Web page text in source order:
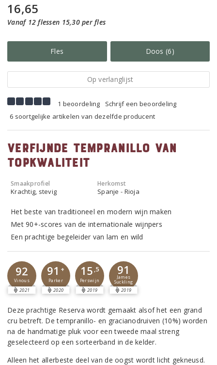
16,65
Vanaf 12 flessen 15,30 per fles
Fles Doos (6)
Op verlanglijst
1 beoordeling
Schrijf een beoordeling
6 soortgelijke artikelen van dezelfde producent
Verfijnde Tempranillo van
topkwaliteit
Smaakprofiel
Krachtig, stevig
Herkomst
Spanje - Rioja
Het beste van traditioneel en modern wijn maken
Met 90+-scores van de internationale wijnpers
Een prachtige begeleider van lam en wild
92
Vinous
2021
91 +
Parker
2020
15 ,5
Perswijn
2019
91
James
Suckling
2019
Deze prachtige Reserva wordt gemaakt alsof het een grand
cru betreft. De tempranillo- en gracianodruiven (10%) worden
na de handmatige pluk voor een tweede maal streng
geselecteerd op een sorteerband in de kelder.
Alleen het allerbeste deel van de oogst wordt licht gekneusd.